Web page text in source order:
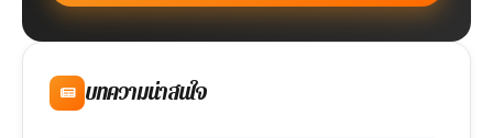
บทความน่าสนใจ